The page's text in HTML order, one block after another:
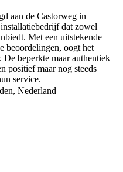
aan de Castorweg in
dat zowel
Met een uitstekende
beoordelingen, oogt het
beperkte maar authentiek
positief maar nog steeds
service.
Nederland